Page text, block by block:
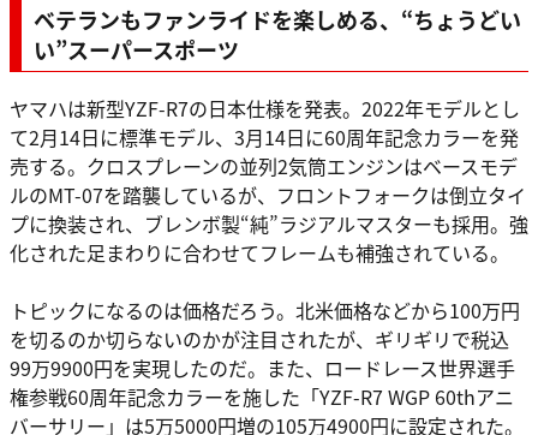
ベテランもファンライドを楽しめる、“ちょうどい
い”スーパースポーツ
ヤマハは新型YZF-R7の日本仕様を発表。2022年モデルとし
て2月14日に標準モデル、3月14日に60周年記念カラーを発
売する。クロスプレーンの並列2気筒エンジンはベースモデ
ルのMT-07を踏襲しているが、フロントフォークは倒立タイ
プに換装され、ブレンボ製“純”ラジアルマスターも採用。強
化された足まわりに合わせてフレームも補強されている。
トピックになるのは価格だろう。北米価格などから100万円
を切るのか切らないのかが注目されたが、ギリギリで税込
99万9900円を実現したのだ。また、ロードレース世界選手
権参戦60周年記念カラーを施した「YZF-R7 WGP 60thアニ
バーサリー」は5万5000円増の105万4900円に設定された。